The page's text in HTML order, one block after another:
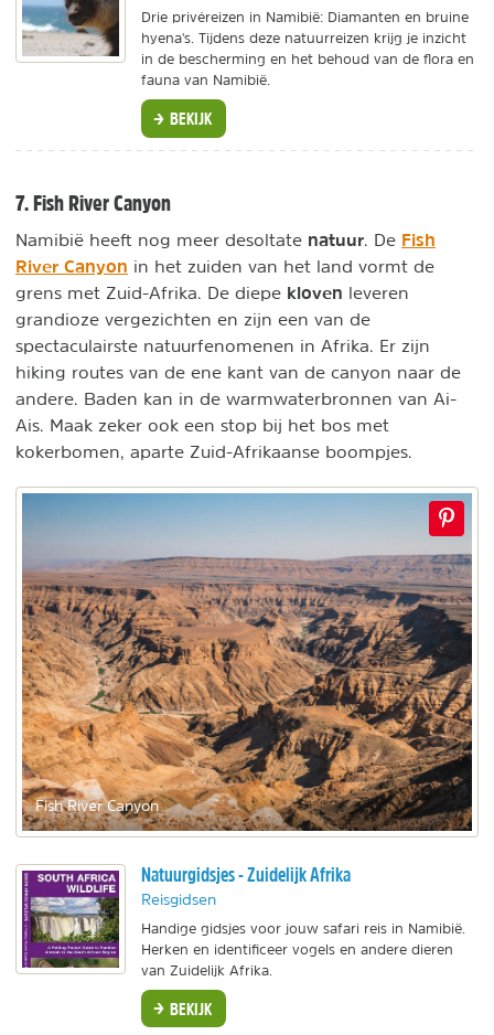
Drie privéreizen in Namibië: Diamanten en bruine
hyena's. Tijdens deze natuurreizen krijg je inzicht
in de bescherming en het behoud van de flora en
fauna van Namibië.
BEKIJK
7. Fish River Canyon
Namibië heeft nog meer desoltate natuur . De Fish
River Canyon in het zuiden van het land vormt de
grens met Zuid-Afrika. De diepe kloven leveren
grandioze vergezichten en zijn een van de
spectaculairste natuurfenomenen in Afrika. Er zijn
hiking routes van de ene kant van de canyon naar de
andere. Baden kan in de warmwaterbronnen van Ai-
Ais. Maak zeker ook een stop bij het bos met
kokerbomen, aparte Zuid-Afrikaanse boompjes.
Fish River Canyon
Natuurgidsjes - Zuidelijk Afrika
Reisgidsen
Handige gidsjes voor jouw safari reis in Namibië.
Herken en identificeer vogels en andere dieren
van Zuidelijk Afrika.
BEKIJK